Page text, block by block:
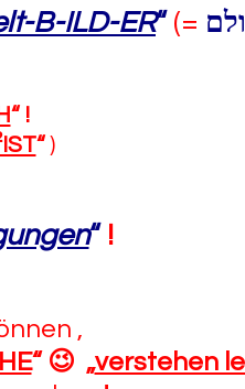
B-ILD-ER“ (=
“ !
“ )
“ !
,
“ 😉 „verstehen